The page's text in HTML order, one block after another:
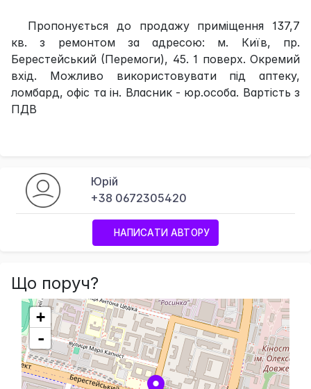
Пропонується до продажу приміщення 137,7
кв. з ремонтом за адресою: м. Київ, пр.
Берестейський (Перемоги), 45. 1 поверх. Окремий
вхід. Можливо використовувати під аптеку,
ломбард, офіс та ін. Власник - юр.особа. Вартість з
ПДВ
Юрій
+38 0672305420
НАПИСАТИ АВТОРУ
Що поруч?
+
-